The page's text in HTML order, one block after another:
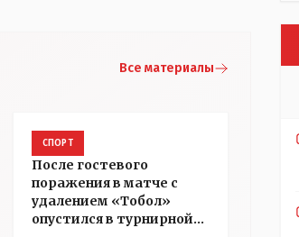
Все материалы
СПОРТ
После гостевого
поражения в матче с
удалением «Тобол»
опустился в турнирной